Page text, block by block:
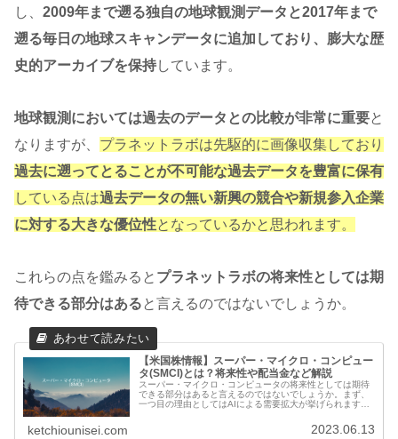
し、 2009年まで遡る独自の地球観測データと2017年まで
遡る毎日の地球スキャンデータに追加しており、膨大な歴
史的アーカイブを保持しています。
地球観測においては過去のデータとの比較が非常に重要と
なりますが、 プラネットラボは先駆的に画像収集しており
過去に遡ってとることが不可能な過去データを豊富に保有
している点は過去データの無い新興の競合や新規参入企業
に対する大きな優位性となっているかと思われます。
これらの点を鑑みると プラネットラボの将来性としては期
待できる部分はある と言えるのではないでしょうか。
【米国株情報】スーパー・マイクロ・コンピュー
タ(SMCI)とは？将来性や配当金など解説
スーパー・マイクロ・コンピュータの将来性としては期待
できる部分はあると言えるのではないでしょうか。まず、
一つ目の理由としてはAIによる需要拡大が挙げられます。
タシステムやサーバーソリューションなどを提供していま
すが、AIのデータ処理や機械学習を行うためにはより高性
ketchiounisei.com 2023.06.13